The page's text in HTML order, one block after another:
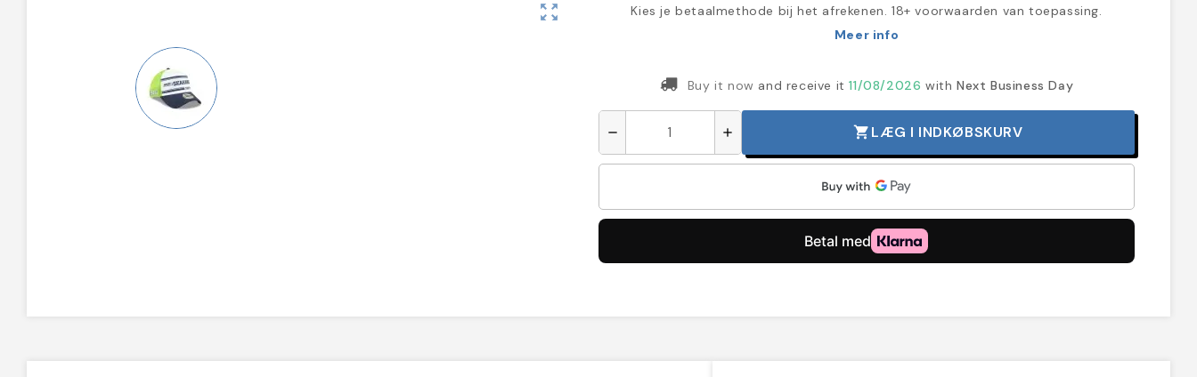
zoom_out_map
Kies je betaalmethode bij het afrekenen. 18+ voorwaarden van toepassing.
Meer info
Buy it now and receive it11/08/2026 withNext Business Day
remove add shopping_cart LÆG I INDKØBSKURV